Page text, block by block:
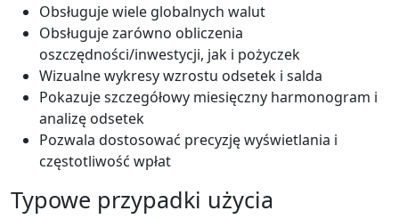
Obsługuje wiele globalnych walut
Obsługuje zarówno obliczenia
oszczędności/inwestycji, jak i pożyczek
Wizualne wykresy wzrostu odsetek i salda
Pokazuje szczegółowy miesięczny harmonogram i
analizę odsetek
Pozwala dostosować precyzję wyświetlania i
częstotliwość wpłat
Typowe przypadki użycia